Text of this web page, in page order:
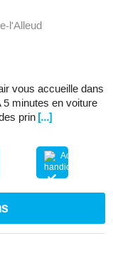
l'Alleud
vous accueille dans
minutes en voiture
prin [...]